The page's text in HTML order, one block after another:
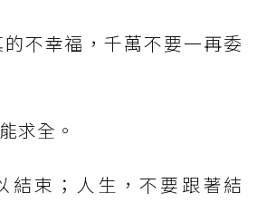
不幸福，千萬不要一再委
求全。
結束；人生，不要跟著結